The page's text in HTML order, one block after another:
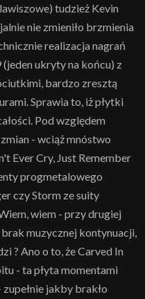
tudzież Kevin
nie zmieniło brzmienia
realizacja nagrań
ukryty na końcu) z
bardzo zresztą
Sprawia to, iż płytki
Pod względem
- wciąż mnóstwo
Ever Cry, Just Remember
progmetalowego
czy Storm ze suity
wiem - przy drugiej
muzycznej kontynuacji,
? Ano o to, że Carved In
- ta płyta momentami
jakby brakło